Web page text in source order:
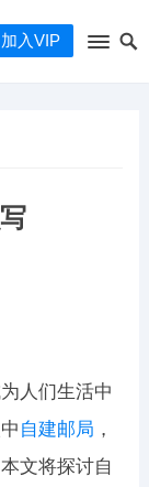
加入VIP
人们生活中
自建邮局 ，
文将探讨自